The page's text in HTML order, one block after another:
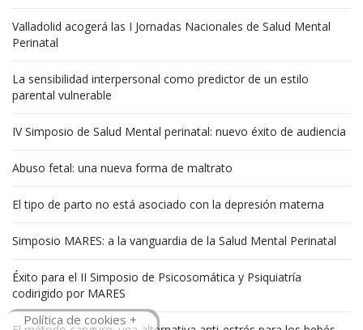
Valladolid acogerá las I Jornadas Nacionales de Salud Mental
Perinatal
La sensibilidad interpersonal como predictor de un estilo
parental vulnerable
IV Simposio de Salud Mental perinatal: nuevo éxito de audiencia
Abuso fetal: una nueva forma de maltrato
El tipo de parto no está asociado con la depresión materna
Simposio MARES: a la vanguardia de la Salud Mental Perinatal
Éxito para el II Simposio de Psicosomática y Psiquiatría
codirigido por MARES
Política de cookies +